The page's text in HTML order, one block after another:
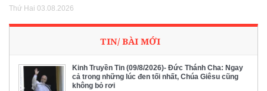
Thứ Hai 03.08.2026
TIN/ BÀI MỚI
Kinh Truyền Tin (09/8/2026)- Đức Thánh Cha: Ngay
cả trong những lúc đen tối nhất, Chúa Giêsu cũng
không bỏ rơi